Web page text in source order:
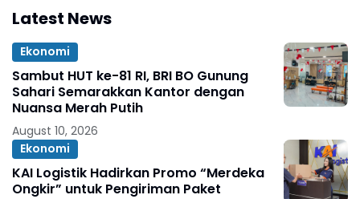
Latest News
Ekonomi
Sambut HUT ke-81 RI, BRI BO Gunung
Sahari Semarakkan Kantor dengan
Nuansa Merah Putih
August 10, 2026
Ekonomi
KAI Logistik Hadirkan Promo “Merdeka
Ongkir” untuk Pengiriman Paket